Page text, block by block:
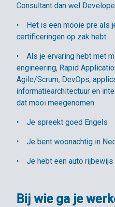
Consultant dan wel
• Het is een mooie pre als
certificeringen op zak hebt
• Als je ervaring hebt met
engineering, Rapid
Agile/Scrum, DevOps,
informatiearchitectuur en
dat mooi meegenomen
• Je spreekt goed Engels
• Je bent woonachtig in
• Je hebt een auto rijbewijs
Bij wie ga je